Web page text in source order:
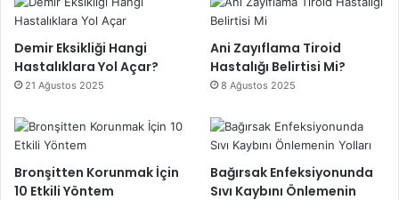
Demir Eksikliği Hangi
Hastalıklara Yol Açar?
21 Ağustos 2025
Ani Zayıflama Tiroid
Hastalığı Belirtisi Mi?
8 Ağustos 2025
Bronşitten Korunmak İçin
10 Etkili Yöntem
Bağırsak Enfeksiyonunda
Sıvı Kaybını Önlemenin